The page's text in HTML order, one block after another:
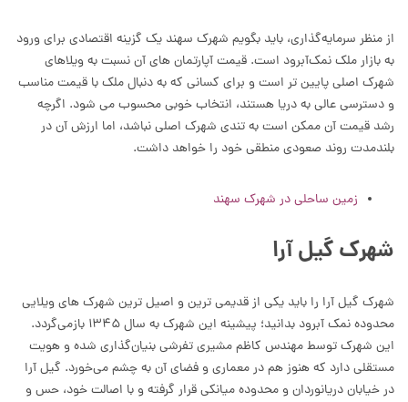
از منظر سرمایه‌گذاری، باید بگویم شهرک سهند یک گزینه اقتصادی برای ورود
به بازار ملک نمک‌آبرود است. قیمت آپارتمان های آن نسبت به ویلاهای
شهرک اصلی پایین تر است و برای کسانی که به دنبال ملک با قیمت مناسب
و دسترسی عالی به دریا هستند، انتخاب خوبی محسوب می شود. اگرچه
رشد قیمت آن ممکن است به تندی شهرک اصلی نباشد، اما ارزش آن در
بلندمدت روند صعودی منطقی خود را خواهد داشت.
زمین ساحلی در شهرک سهند
شهرک گیل آرا
شهرک گیل آرا را باید یکی از قدیمی ترین و اصیل ترین شهرک های ویلایی
محدوده نمک آبرود بدانید؛ پیشینه این شهرک به سال ۱۳۴۵ بازمی‌گردد.
این شهرک توسط مهندس کاظم مشیری تفرشی بنیان‌گذاری شده و هویت
مستقلی دارد که هنوز هم در معماری و فضای آن به چشم می‌خورد. گیل آرا
در خیابان دریانوردان و محدوده میانکی قرار گرفته و با اصالت خود، حس و